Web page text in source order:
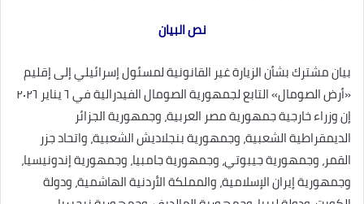
نص البيان
بيان مشترك بشأن الزيارة غير القانونية لمسئول إسرائيلي إلى إقليم
«أرض الصومال» التابع لجمهورية الصومال الفيدرالية في ٦ يناير ٢٠٢٦
إن وزراء خارجية جمهورية مصر العربية، وجمهورية الجزائر
الديمقراطية الشعبية، وجمهورية بنجلاديش الشعبية، واتحاد جزر
القمر، وجمهورية جيبوتي، وجمهورية جامبيا، وجمهورية إندونيسيا،
وجمهورية إيران الإسلامية، والمملكة الأردنية الهاشمية، ودولة